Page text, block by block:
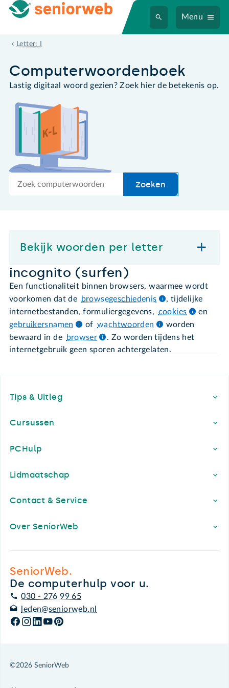
Menu
Letter: I
incognito (surfen)
Computer­woordenboek
Lastig digitaal woord gezien? Zoek hier de betekenis op.
Zoek
Zoeken
Bekijk woorden per letter
incognito (surfen)
Een functionaliteit binnen browsers, waarmee wordt
voorkomen dat de
browsegeschiedenis
, tijdelijke
internetbestanden, formuliergegevens, cookies
en
gebruikersnamen
of wachtwoorden
worden
bewaard in de
browser
. Zo worden tijdens het
internetgebruik geen sporen achtergelaten.
Tips & Uitleg
Cursussen
PCHulp
Lidmaatschap
Contact & Service
Over SeniorWeb
SeniorWeb.
De computerhulp voor u.
030 - 276 99 65
leden@seniorweb.nl
©2026 SeniorWeb